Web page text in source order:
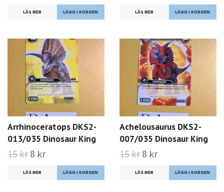
LÄS MER LÄS MER
Arrhinoceratops DKS2-
013/035 Dinosaur King
15 kr 8 kr
LÄS MER
Achelousaurus DKS2-
007/035 Dinosaur King
15 kr 8 kr
LÄS MER